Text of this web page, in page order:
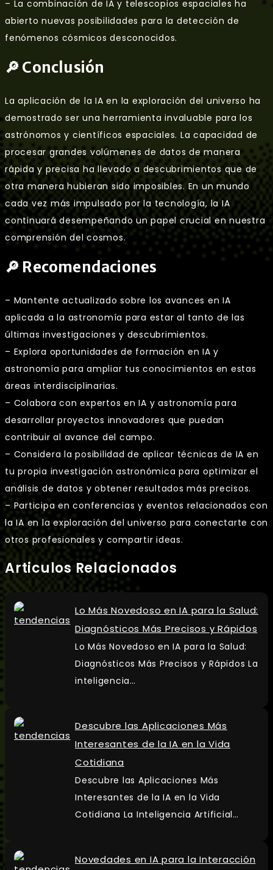
– La combinación de IA y telescopios espaciales ha
abierto nuevas posibilidades para la detección de
fenómenos cósmicos desconocidos.
🔎 Conclusión
La aplicación de la IA en la exploración del universo ha
demostrado ser una herramienta invaluable para los
astrónomos y científicos espaciales. La capacidad de
procesar grandes volúmenes de datos de manera
rápida y precisa ha llevado a descubrimientos que de
otra manera hubieran sido imposibles. En un mundo
cada vez más impulsado por la tecnología, la IA
continuará desempeñando un papel crucial en nuestra
comprensión del cosmos.
🔎 Recomendaciones
– Mantente actualizado sobre los avances en IA
aplicada a la astronomía para estar al tanto de las
últimas investigaciones y descubrimientos.
– Explora oportunidades de formación en IA y
astronomía para ampliar tus conocimientos en estas
áreas interdisciplinarias.
– Colabora con expertos en IA y astronomía para
desarrollar proyectos innovadores que puedan
contribuir al avance del campo.
– Considera la posibilidad de aplicar técnicas de IA en
tu propia investigación astronómica para optimizar el
análisis de datos y obtener resultados más precisos.
– Participa en conferencias y eventos relacionados con
la IA en la exploración del universo para conectarte con
otros profesionales y compartir ideas.
Articulos Relacionados
Lo Más Novedoso en IA para la Salud:
Diagnósticos Más Precisos y Rápidos
Lo Más Novedoso en IA para la Salud:
Diagnósticos Más Precisos y Rápidos La
inteligencia…
Descubre las Aplicaciones Más
Interesantes de la IA en la Vida
Cotidiana
Descubre las Aplicaciones Más
Interesantes de la IA en la Vida
Cotidiana La Inteligencia Artificial…
Novedades en IA para la Interacción